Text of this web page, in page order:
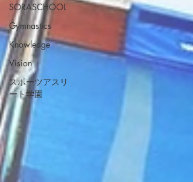
SORASCHOOL
Gymnastics
Knowledge
Vision
スポーツアスリ
ート学園